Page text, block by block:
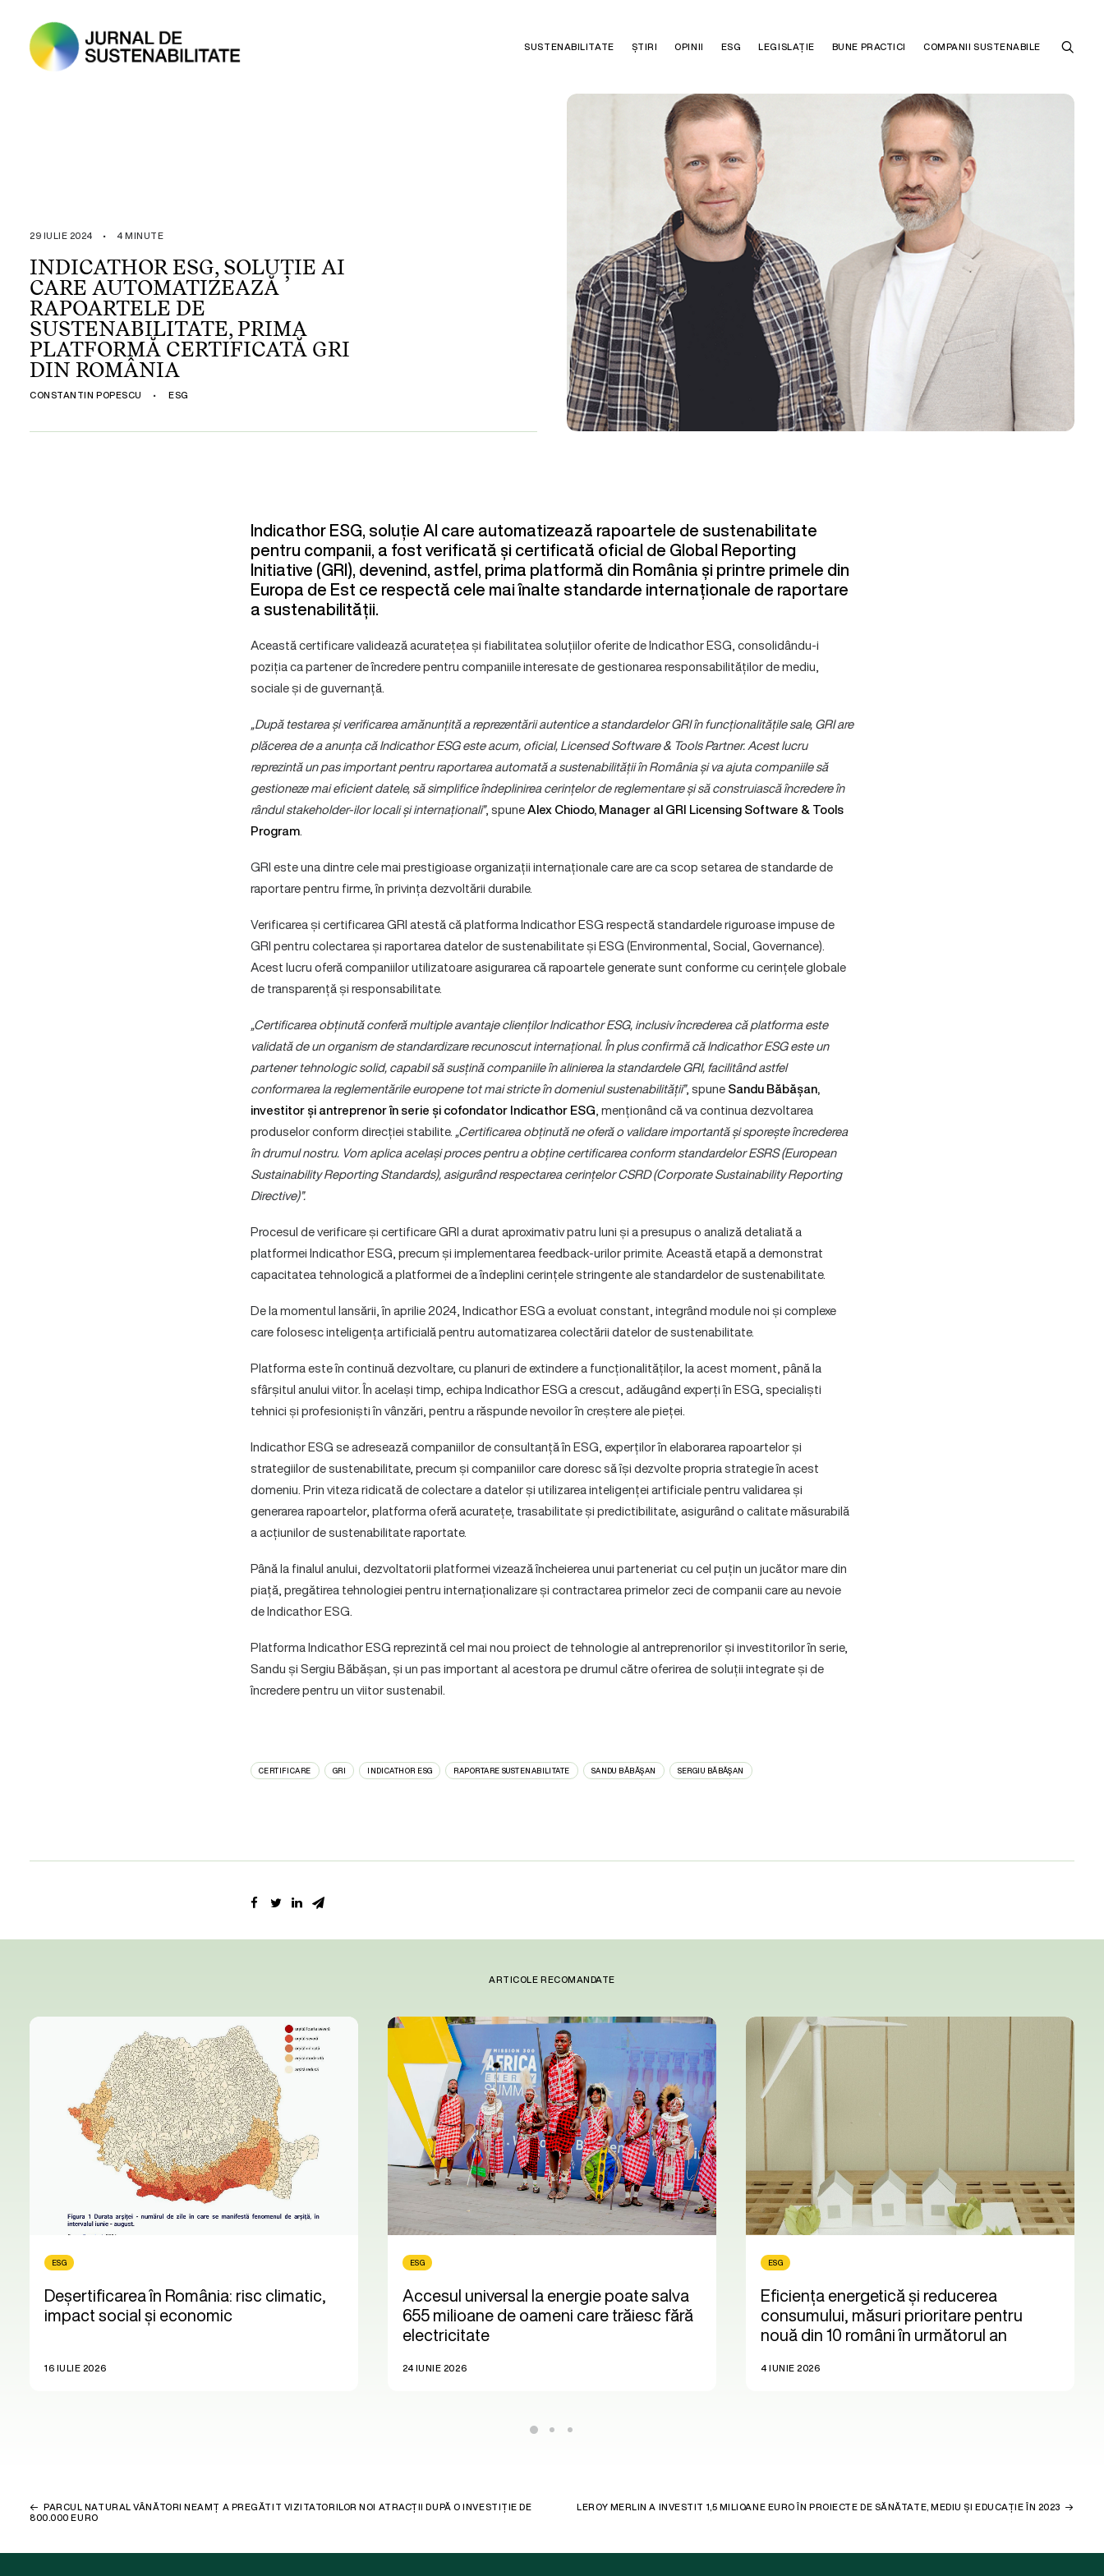
SUSTENABILITATE ȘTIRI OPINII ESG LEGISLAȚIE BUNE PRACTICI COMPANII SUSTENABILE
29 IULIE 2024 • 4 MINUTE
INDICATHOR ESG, SOLUȚIE AI
CARE AUTOMATIZEAZĂ
RAPOARTELE DE
SUSTENABILITATE, PRIMA
PLATFORMĂ CERTIFICATĂ GRI
DIN ROMÂNIA
CONSTANTIN POPESCU • ESG
Indicathor ESG, soluție AI care automatizează rapoartele de sustenabilitate
pentru companii, a fost verificată și certificată oficial de Global Reporting
Initiative (GRI), devenind, astfel, prima platformă din România și printre primele din
Europa de Est ce respectă cele mai înalte standarde internaționale de raportare
a sustenabilității.
Această certificare validează acuratețea și fiabilitatea soluțiilor oferite de Indicathor ESG, consolidându-i
poziția ca partener de încredere pentru companiile interesate de gestionarea responsabilităților de mediu,
sociale și de guvernanță.
„După testarea și verificarea amănunțită a reprezentării autentice a standardelor GRI în funcționalitățile sale, GRI are
plăcerea de a anunța că Indicathor ESG este acum, oficial, Licensed Software & Tools Partner. Acest lucru
reprezintă un pas important pentru raportarea automată a sustenabilității în România și va ajuta companiile să
gestioneze mai eficient datele, să simplifice îndeplinirea cerințelor de reglementare și să construiască încredere în
rândul stakeholder-ilor locali și internaționali”, spuneAlex Chiodo, Manager al GRI Licensing Software & Tools
Program.
GRI este una dintre cele mai prestigioase organizații internaționale care are ca scop setarea de standarde de
raportare pentru firme, în privința dezvoltării durabile.
Verificarea și certificarea GRI atestă că platforma Indicathor ESG respectă standardele riguroase impuse de
GRI pentru colectarea și raportarea datelor de sustenabilitate și ESG (Environmental, Social, Governance).
Acest lucru oferă companiilor utilizatoare asigurarea că rapoartele generate sunt conforme cu cerințele globale
de transparență și responsabilitate.
„Certificarea obținută conferă multiple avantaje clienților Indicathor ESG, inclusiv încrederea că platforma este
validată de un organism de standardizare recunoscut internațional. În plus confirmă că Indicathor ESG este un
partener tehnologic solid, capabil să susțină companiile în alinierea la standardele GRI, facilitând astfel
conformarea la reglementările europene tot mai stricte în domeniul sustenabilității”, spuneSandu Băbășan,
investitor și antreprenor în serie și cofondator Indicathor ESG, menționând că va continua dezvoltarea
produselor conform direcției stabilite.„Certificarea obținută ne oferă o validare importantă și sporește încrederea
în drumul nostru. Vom aplica același proces pentru a obține certificarea conform standardelor ESRS (European
Sustainability Reporting Standards), asigurând respectarea cerințelor CSRD (Corporate Sustainability Reporting
Directive)”.
Procesul de verificare și certificare GRI a durat aproximativ patru luni și a presupus o analiză detaliată a
platformei Indicathor ESG, precum și implementarea feedback-urilor primite. Această etapă a demonstrat
capacitatea tehnologică a platformei de a îndeplini cerințele stringente ale standardelor de sustenabilitate.
De la momentul lansării, în aprilie 2024, Indicathor ESG a evoluat constant, integrând module noi și complexe
care folosesc inteligența artificială pentru automatizarea colectării datelor de sustenabilitate.
Platforma este în continuă dezvoltare, cu planuri de extindere a funcționalităților, la acest moment, până la
sfârșitul anului viitor. În același timp, echipa Indicathor ESG a crescut, adăugând experți în ESG, specialiști
tehnici și profesioniști în vânzări, pentru a răspunde nevoilor în creștere ale pieței.
Indicathor ESG se adresează companiilor de consultanță în ESG, experților în elaborarea rapoartelor și
strategiilor de sustenabilitate, precum și companiilor care doresc să își dezvolte propria strategie în acest
domeniu. Prin viteza ridicată de colectare a datelor și utilizarea inteligenței artificiale pentru validarea și
generarea rapoartelor, platforma oferă acuratețe, trasabilitate și predictibilitate, asigurând o calitate măsurabilă
a acțiunilor de sustenabilitate raportate.
Până la finalul anului, dezvoltatorii platformei vizează încheierea unui parteneriat cu cel puțin un jucător mare din
piață, pregătirea tehnologiei pentru internaționalizare și contractarea primelor zeci de companii care au nevoie
de Indicathor ESG.
Platforma Indicathor ESG reprezintă cel mai nou proiect de tehnologie al antreprenorilor și investitorilor în serie,
Sandu și Sergiu Băbășan, și un pas important al acestora pe drumul către oferirea de soluții integrate și de
încredere pentru un viitor sustenabil.
CERTIFICARE GRI INDICATHOR ESG RAPORTARE SUSTENABILITATE SANDU BĂBĂȘAN SERGIU BĂBĂȘAN
ARTICOLE RECOMANDATE
ESG
Deșertificarea în România: risc climatic,
impact social și economic
16 IULIE 2026
ESG
Accesul universal la energie poate salva
655 milioane de oameni care trăiesc fără
electricitate
24 IUNIE 2026
ESG
Eficiența energetică și reducerea
consumului, măsuri prioritare pentru
nouă din 10 români în următorul an
4 IUNIE 2026
PARCUL NATURAL VÂNĂTORI NEAMȚ A PREGĂTIT VIZITATORILOR NOI ATRACȚII DUPĂ O INVESTIȚIE DE
800.000 EURO
LEROY MERLIN A INVESTIT 1,5 MILIOANE EURO ÎN PROIECTE DE SĂNĂTATE, MEDIU ȘI EDUCAȚIE ÎN 2023